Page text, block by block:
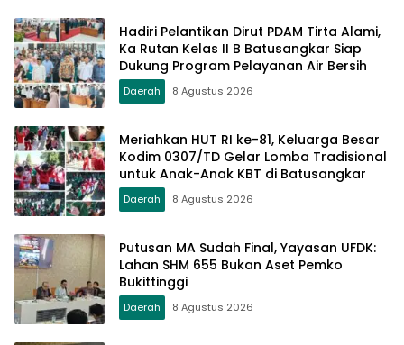
Hadiri Pelantikan Dirut PDAM Tirta Alami,
Ka Rutan Kelas II B Batusangkar Siap
Dukung Program Pelayanan Air Bersih
Daerah 8 Agustus 2026
Meriahkan HUT RI ke-81, Keluarga Besar
Kodim 0307/TD Gelar Lomba Tradisional
untuk Anak-Anak KBT di Batusangkar
Daerah 8 Agustus 2026
Putusan MA Sudah Final, Yayasan UFDK:
Lahan SHM 655 Bukan Aset Pemko
Bukittinggi
Daerah 8 Agustus 2026